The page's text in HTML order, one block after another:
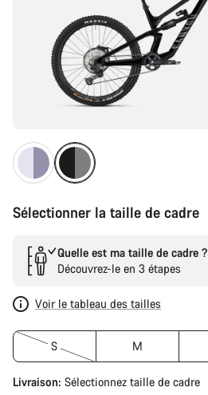
Sélectionner la taille de cadre
Quelle est ma taille de cadre ?
Découvrez-le en 3 étapes
Voir le tableau des tailles
S M
Livraison: Sélectionnez taille de cadre